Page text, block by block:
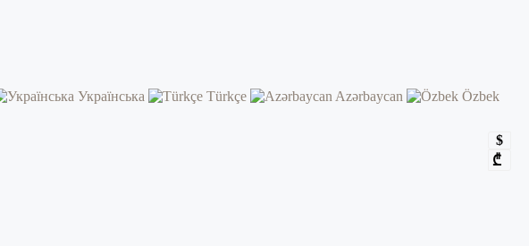
Українська Türkçe Azərbaycan
Özbek
$
₾